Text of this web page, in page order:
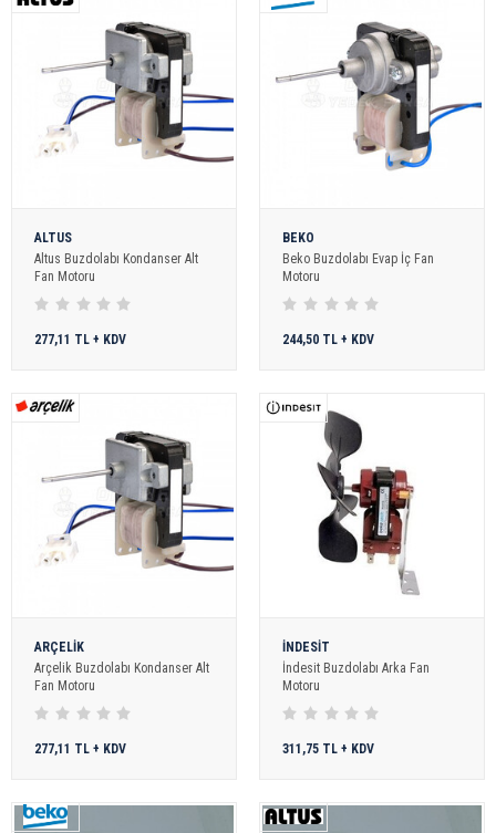
ALTUS
Altus Buzdolabı Kondanser Alt
Fan Motoru
277,11 TL + KDV
BEKO
Beko Buzdolabı Evap İç Fan
Motoru
244,50 TL + KDV
ARÇELİK
Arçelik Buzdolabı Kondanser Alt
Fan Motoru
277,11 TL + KDV
İNDESİT
İndesit Buzdolabı Arka Fan
Motoru
311,75 TL + KDV